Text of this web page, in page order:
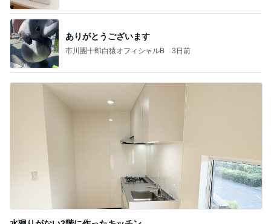
ありがとうございます
市川團十郎白猿オフィシャルB 3日前